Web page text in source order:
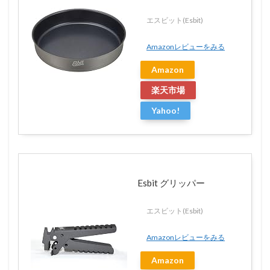
エスビット(Esbit)
Amazonレビューをみる
Amazon
楽天市場
Yahoo!
Esbit グリッパー
エスビット(Esbit)
Amazonレビューをみる
Amazon